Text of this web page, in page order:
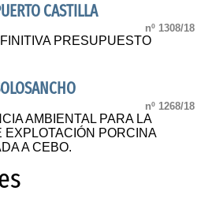
CASTILLA
nº 1308/18
PRESUPUESTO
nº 1268/18
AMBIENTAL PARA LA
PORCINA
A CEBO.